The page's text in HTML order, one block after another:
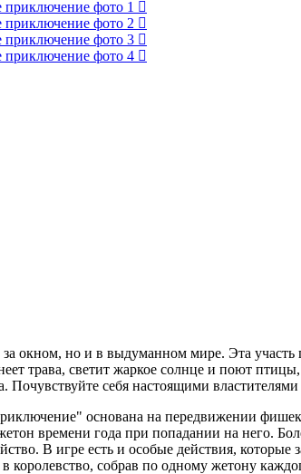
окном, но и в выдуманном мире. Эта
трава, светит жаркое солнце и поют
Почувствуйте себя настоящими
основана на передвижении
времени года при попадании на него.
В игре есть и особые действия,
королевство, собрав по одному жетону